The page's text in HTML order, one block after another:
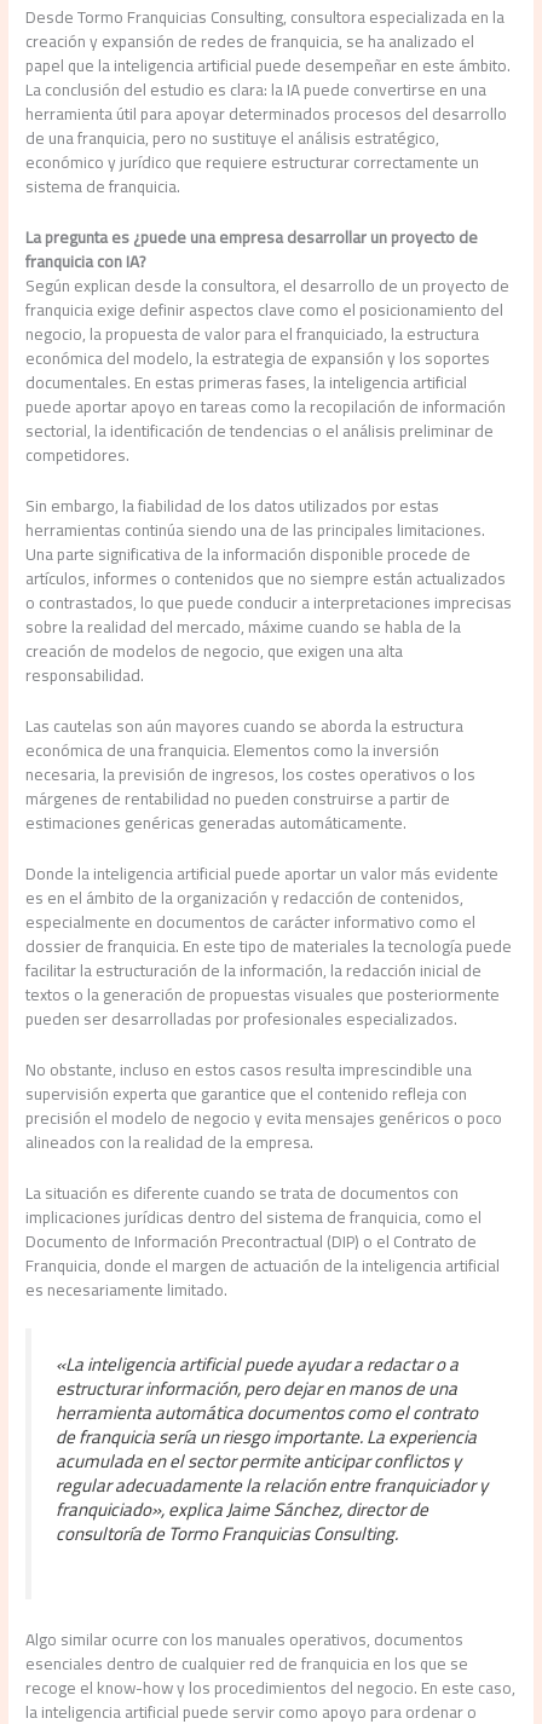
Desde Tormo Franquicias Consulting, consultora especializada en la
creación y expansión de redes de franquicia, se ha analizado el
papel que la inteligencia artificial puede desempeñar en este ámbito.
La conclusión del estudio es clara: la IA puede convertirse en una
herramienta útil para apoyar determinados procesos del desarrollo
de una franquicia, pero no sustituye el análisis estratégico,
económico y jurídico que requiere estructurar correctamente un
sistema de franquicia.
La pregunta es ¿puede una empresa desarrollar un proyecto de
franquicia con IA?
Según explican desde la consultora, el desarrollo de un proyecto de
franquicia exige definir aspectos clave como el posicionamiento del
negocio, la propuesta de valor para el franquiciado, la estructura
económica del modelo, la estrategia de expansión y los soportes
documentales. En estas primeras fases, la inteligencia artificial
puede aportar apoyo en tareas como la recopilación de información
sectorial, la identificación de tendencias o el análisis preliminar de
competidores.
Sin embargo, la fiabilidad de los datos utilizados por estas
herramientas continúa siendo una de las principales limitaciones.
Una parte significativa de la información disponible procede de
artículos, informes o contenidos que no siempre están actualizados
o contrastados, lo que puede conducir a interpretaciones imprecisas
sobre la realidad del mercado, máxime cuando se habla de la
creación de modelos de negocio, que exigen una alta
responsabilidad.
Las cautelas son aún mayores cuando se aborda la estructura
económica de una franquicia. Elementos como la inversión
necesaria, la previsión de ingresos, los costes operativos o los
márgenes de rentabilidad no pueden construirse a partir de
estimaciones genéricas generadas automáticamente.
Donde la inteligencia artificial puede aportar un valor más evidente
es en el ámbito de la organización y redacción de contenidos,
especialmente en documentos de carácter informativo como el
dossier de franquicia. En este tipo de materiales la tecnología puede
facilitar la estructuración de la información, la redacción inicial de
textos o la generación de propuestas visuales que posteriormente
pueden ser desarrolladas por profesionales especializados.
No obstante, incluso en estos casos resulta imprescindible una
supervisión experta que garantice que el contenido refleja con
precisión el modelo de negocio y evita mensajes genéricos o poco
alineados con la realidad de la empresa.
La situación es diferente cuando se trata de documentos con
implicaciones jurídicas dentro del sistema de franquicia, como el
Documento de Información Precontractual (DIP) o el Contrato de
Franquicia, donde el margen de actuación de la inteligencia artificial
es necesariamente limitado.
«La inteligencia artificial puede ayudar a redactar o a
estructurar información, pero dejar en manos de una
herramienta automática documentos como el contrato
de franquicia sería un riesgo importante. La experiencia
acumulada en el sector permite anticipar conflictos y
regular adecuadamente la relación entre franquiciador y
franquiciado», explica Jaime Sánchez, director de
consultoría de Tormo Franquicias Consulting.
Algo similar ocurre con los manuales operativos, documentos
esenciales dentro de cualquier red de franquicia en los que se
recoge el know-how y los procedimientos del negocio. En este caso,
la inteligencia artificial puede servir como apoyo para ordenar o